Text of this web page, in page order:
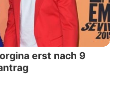
erst nach 9